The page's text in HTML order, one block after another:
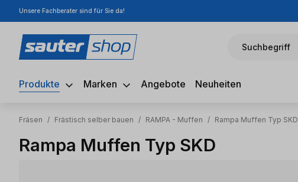
Hauptinhalt springen
Zur Suche springen
Zur Hauptnavigation springen
Unsere Fachberater sind für Sie da!
Suchbegriff
Produkte Marken Angebote Neuheiten
Fräsen / Frästisch selber bauen / RAMPA - Muffen / Rampa Muffen Typ SKD
Rampa Muffen Typ SKD